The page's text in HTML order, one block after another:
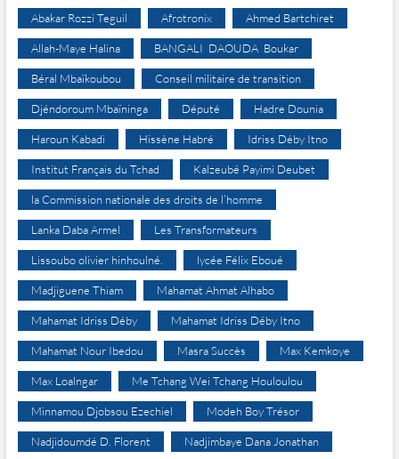
Abakar Rozzi Teguil Afrotronix Ahmed Bartchiret
Allah-Maye Halina BANGALI DAOUDA Boukar
Béral Mbaïkoubou Conseil militaire de transition
Djéndoroum Mbaïninga Député Hadre Dounia
Haroun Kabadi Hissène Habré Idriss Déby Itno
Institut Français du Tchad Kalzeubé Payimi Deubet
la Commission nationale des droits de l’homme
Lanka Daba Armel Les Transformateurs
Lissoubo olivier hinhoulné. lycée Félix Eboué
Madjiguene Thiam Mahamat Ahmat Alhabo
Mahamat Idriss Déby Mahamat Idriss Déby Itno
Mahamat Nour Ibedou Masra Succès Max Kemkoye
Max Loalngar Me Tchang Wei Tchang Houloulou
Minnamou Djobsou Ezechiel Modeh Boy Trésor
Nadjidoumdé D. Florent Nadjimbaye Dana Jonathan